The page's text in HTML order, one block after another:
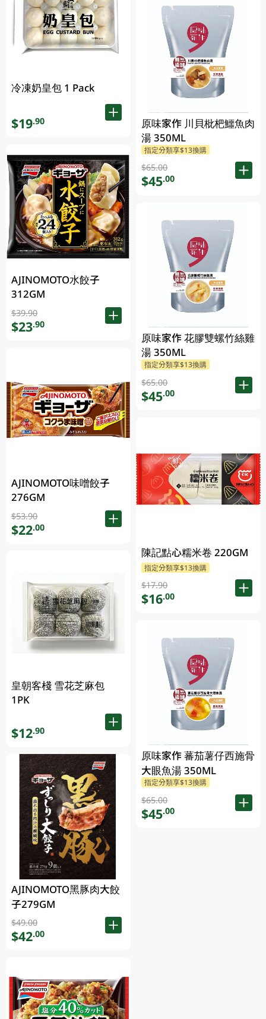
冷凍奶皇包 1 Pack
$19.90
AJINOMOTO水餃子
312GM
$39.90
$23.90
AJINOMOTO味噌餃子
276GM
$53.90
$22.00
皇朝客棧 雪花芝麻包
1PK
$12.90
AJINOMOTO黑豚肉大餃
子279GM
$49.00
$42.00
原味家作 川貝枇杷鱷魚肉
湯 350ML
指定分類享$13換購
$65.00
$45.00
原味家作 花膠雙螺竹絲雞
湯 350ML
指定分類享$13換購
$65.00
$45.00
陳記點心糯米卷 220GM
指定分類享$13換購
$17.90
$16.00
原味家作 蕃茄薯仔西施骨
大眼魚湯 350ML
指定分類享$13換購
$65.00
$45.00